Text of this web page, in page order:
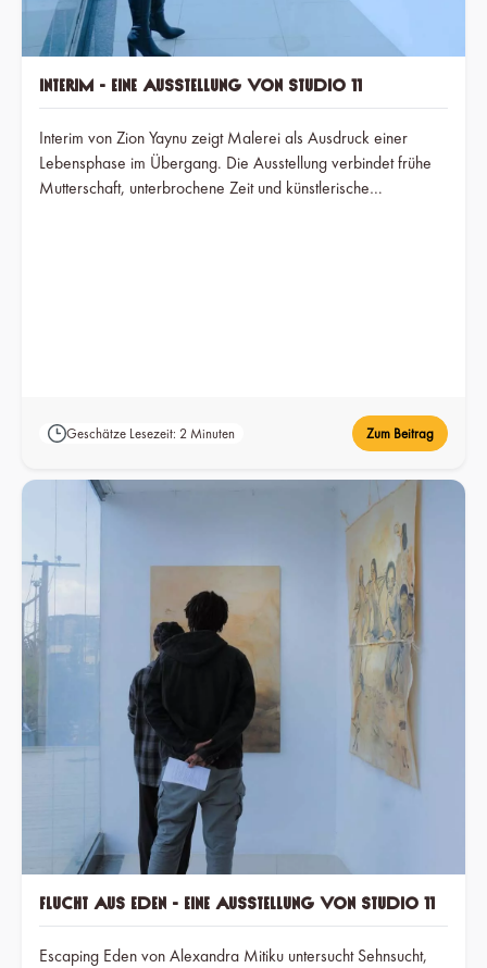
Interim - Eine Ausstellung von Studio 11
Interim von Zion Yaynu zeigt Malerei als Ausdruck einer
Lebensphase im Übergang. Die Ausstellung verbindet frühe
Mutterschaft, unterbrochene Zeit und künstlerische
Geschätze Lesezeit: 2 Minuten Zum Beitrag
Flucht aus Eden - Eine Ausstellung von Studio 11
Escaping Eden von Alexandra Mitiku untersucht Sehnsucht,